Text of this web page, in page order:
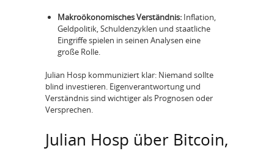
Makroökonomisches Verständnis:Inflation,
Geldpolitik, Schuldenzyklen und staatliche
Eingriffe spielen in seinen Analysen eine
große Rolle.
Julian Hosp kommuniziert klar: Niemand sollte
blind investieren. Eigenverantwortung und
Verständnis sind wichtiger als Prognosen oder
Versprechen.
Julian Hosp über Bitcoin,